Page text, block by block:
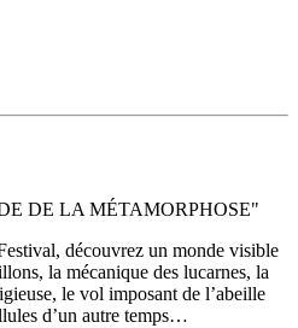
DE LA MÉTAMORPHOSE"
découvrez un monde visible
la mécanique des lucarnes, la
le vol imposant de l’abeille
d’un autre temps…